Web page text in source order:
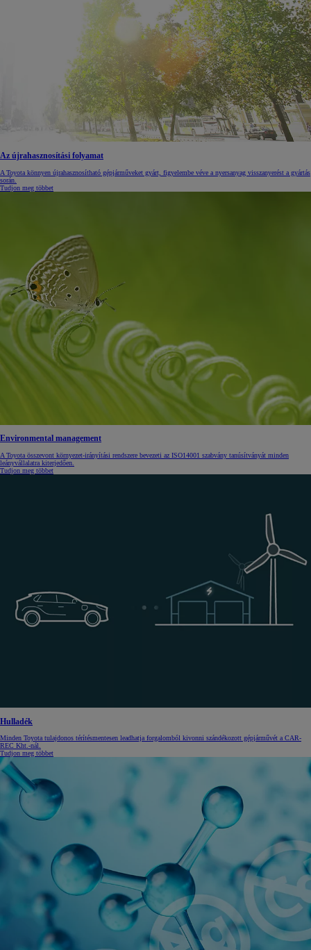
Az újrahasznosítási folyamat
A Toyota könnyen újrahasznosítható gépjárműveket gyárt, figyelembe véve a nyersanyag visszanyerést a gyártás
során.
Tudjon meg többet
Environmental management
A Toyota összevont környezet-irányítási rendszere bevezeti az ISO14001 szabvány tanúsítványát minden
leányvállalatra kiterjedően.
Tudjon meg többet
Hulladék
Minden Toyota tulajdonos térítésmentesen leadhatja forgalomból kivonni szándékozott gépjárművét a CAR-
REC Kht.-nál.
Tudjon meg többet